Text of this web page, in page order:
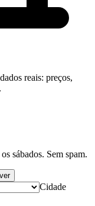
reais: preços,
sábados. Sem spam.
Cidade